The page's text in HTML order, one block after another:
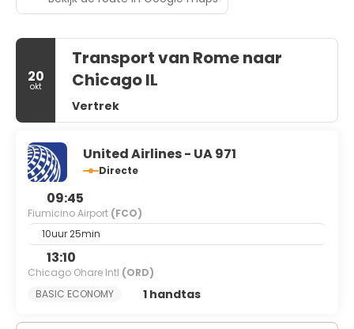
20
okt
Transport van Rome naar
Chicago IL
Vertrek
United Airlines - UA 971
Directe
09:45
Fiumicino Airport (FCO)
10uur 25min
13:10
Chicago Ohare Intl (ORD)
BASIC ECONOMY
1 handtas